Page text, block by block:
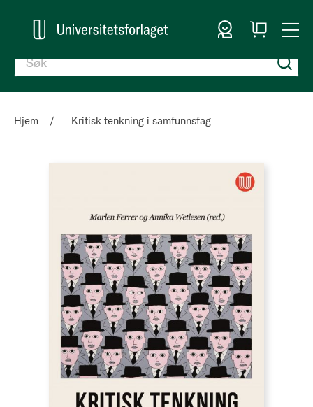
Logg inn
Handlekurv
Hjem Kritisk tenkning i samfunnsfag